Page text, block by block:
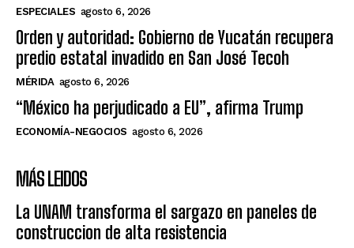
ESPECIALES agosto 6, 2026
Orden y autoridad: Gobierno de Yucatán recupera
predio estatal invadido en San José Tecoh
MÉRIDA agosto 6, 2026
“México ha perjudicado a EU”, afirma Trump
ECONOMÍA-NEGOCIOS agosto 6, 2026
MÁS LEIDOS
La UNAM transforma el sargazo en paneles de
construccion de alta resistencia